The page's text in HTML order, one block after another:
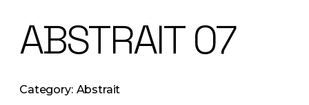
ABSTRAIT 07
Category: Abstrait